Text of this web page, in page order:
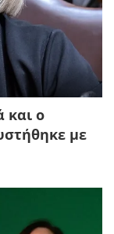
και ο
με